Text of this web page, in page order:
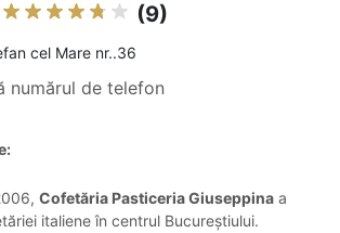
(9)
cel Mare nr..36
numărul de telefon
Cofetăria Pasticeria Giuseppina a
italiene în centrul Bucureștiului.